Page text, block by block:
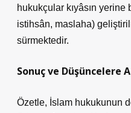
hukukçular kıyâsın
istihsân, maslaha)
sürmektedir.
Sonuç ve Düşüncelere
Özetle, İslam hukukunun